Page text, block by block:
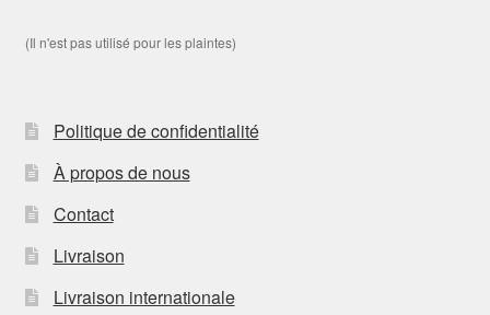
(Il n'est pas utilisé pour les plaintes)
Politique de confidentialité
À propos de nous
Contact
Livraison
Livraison internationale